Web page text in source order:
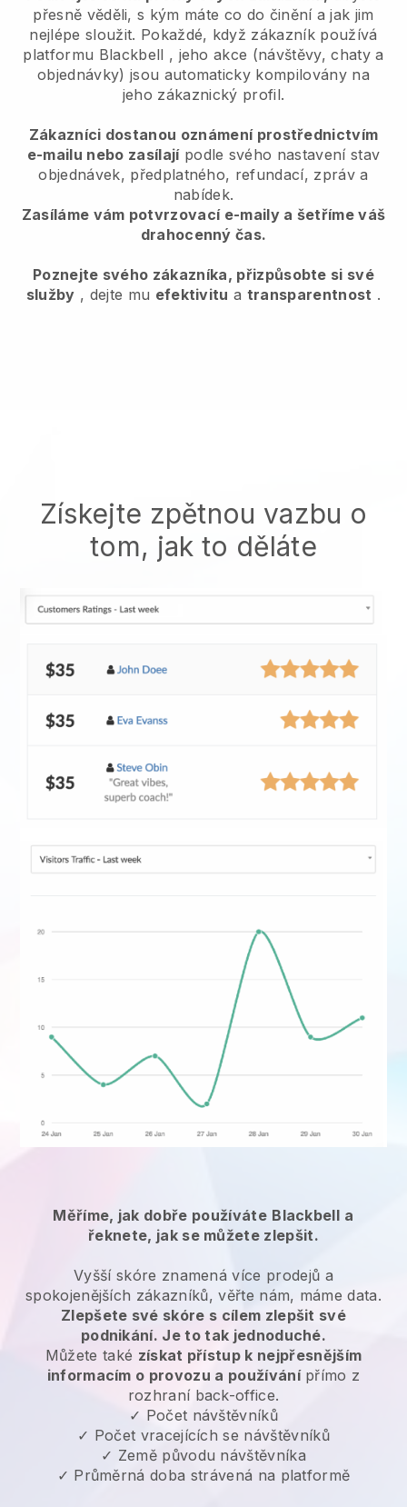
přesně věděli, s kým máte co do činění a jak jim
nejlépe sloužit. Pokaždé, když zákazník používá
platformu Blackbell , jeho akce (návštěvy, chaty a
objednávky) jsou automaticky kompilovány na
jeho zákaznický profil.
Zákazníci dostanou oznámení prostřednictvím
e-mailu nebo zasílajípodle svého nastavení stav
objednávek, předplatného, refundací, zpráv a
nabídek.
Zasíláme vám potvrzovací e-maily a šetříme váš
drahocenný čas.
Poznejte svého zákazníka, přizpůsobte si své
služby , dejte mu efektivitu a transparentnost .
Získejte zpětnou vazbu o
tom, jak to děláte
Měříme, jak dobře používáte Blackbell a
řeknete, jak se můžete zlepšit.
Vyšší skóre znamená více prodejů a
spokojenějších zákazníků, věřte nám, máme data.
Zlepšete své skóre s cílem zlepšit své
podnikání. Je to tak jednoduché.
Můžete také získat přístup k nejpřesnějším
informacím o provozu a používánípřímo z
rozhraní back-office.
✓ Počet návštěvníků
✓ Počet vracejících se návštěvníků
✓ Země původu návštěvníka
✓ Průměrná doba strávená na platformě